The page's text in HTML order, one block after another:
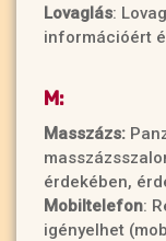
Lovaglás:
információért
M:
Masszázs:
érdekében,
Mobiltelefon:
igényelhet